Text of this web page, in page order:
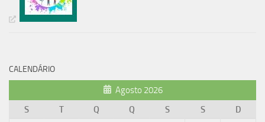
CALENDÁRIO
Agosto 2026
S
T Q Q S S
D